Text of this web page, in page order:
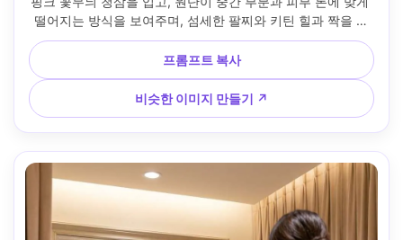
떨어지는 방식을 보여주며, 섬세한 팔찌와 키틴 힐과 짝을 이
루고, 정원 산책로 배경, 밝은 흐린 조명, 50mm 렌즈, 중간 전
신 구성, 자연스러운 색상 등급, 사실적인 디테일, 내 얼굴과 머
리카락을 유지합니다 --ar 4:5
프롬프트 복사
비슷한 이미지 만들기 ↗